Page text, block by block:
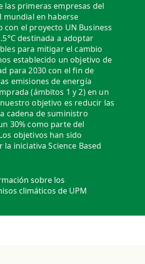
las primeras empresas del
en haberse
el proyecto UN Business
destinada a adoptar
para mitigar el cambio
establecido un objetivo de
para 2030 con el fin de
emisiones de energía
(ámbitos 1 y 2) en un
nuestro objetivo es reducir las
cadena de suministro
30% como parte del
objetivos han sido
iniciativa Science Based
sobre los
climáticos de UPM